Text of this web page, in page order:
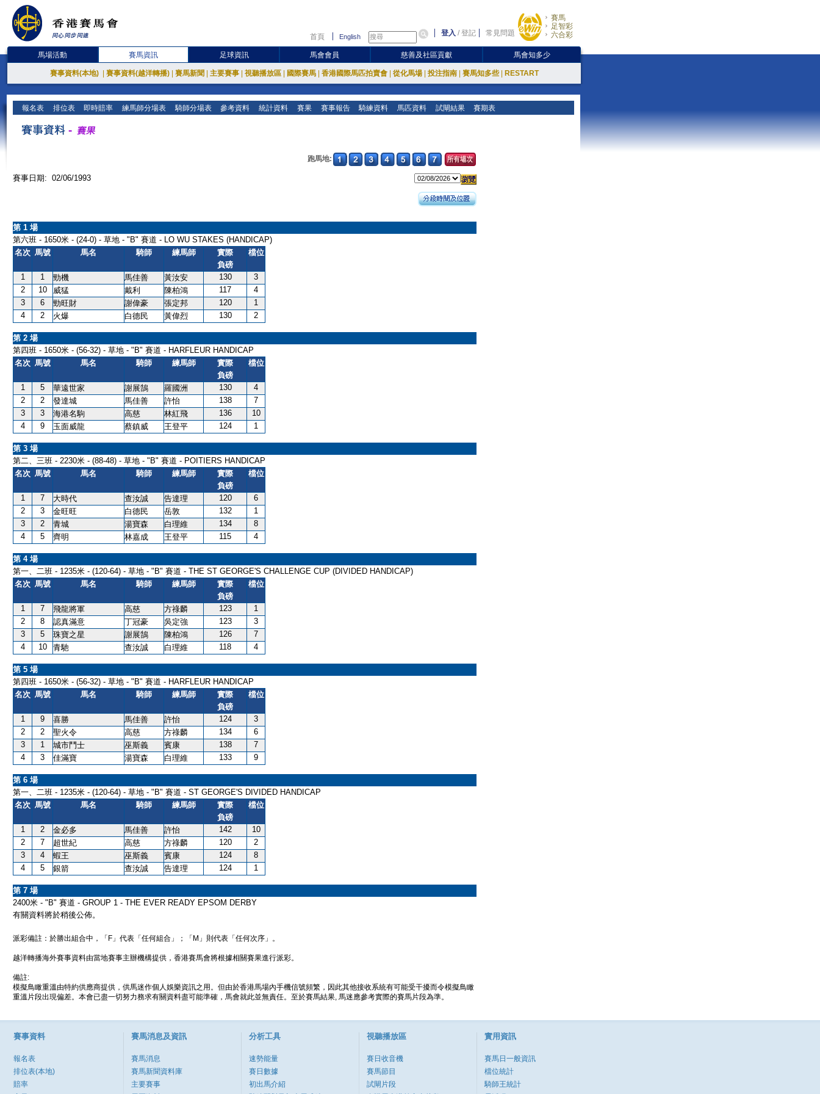
首頁 English 登入 /登記 常見問題
賽馬
足智彩
六合彩
馬場活動 賽馬資訊 足球資訊 馬會會員 慈善及社區貢獻 馬會知多少
賽事資料(本地) 賽事資料(越洋轉播) 賽馬新聞 主要賽事 視聽播放區 國際賽馬 香港國際馬匹拍賣會 從化馬場 投注指南 賽馬知多些 RESTART
報名表 排位表 即時賠率 練馬師分場表 騎師分場表 參考資料 統計資料 賽果 賽事報告 騎練資料 馬匹資料 試閘結果 賽期表
跑馬地:
賽事日期: 02/06/1993
第 1 場
第六班 - 1650米 - (24-0) - 草地 - "B" 賽道 - LO WU STAKES (HANDICAP)
名次 馬號 馬名 騎師 練馬師
實際
負磅
檔位
1 1 勁機 馬佳善 黃汝安 130
3
2
10 威猛 戴利 陳柏鴻 117
4
3
6 勁旺財 謝偉豪 張定邦 120
1
4
2 火爆 白德民 黃偉烈 130 2
第 2 場
第四班 - 1650米 - (56-32) - 草地 - "B" 賽道 - HARFLEUR HANDICAP
名次 馬號 馬名 騎師 練馬師
實際
負磅
檔位
1 5 華遠世家 謝展鵠 羅國洲 130
4
2
2 發達城 馬佳善 許怡 138
7
3
3 海港名駒 高慈 林紅飛 136
10
4
9 玉面威龍 蔡鎮威 王登平 124 1
第 3 場
第二、三班 - 2230米 - (88-48) - 草地 - "B" 賽道 - POITIERS HANDICAP
名次 馬號 馬名 騎師 練馬師
實際
負磅
檔位
1 7 大時代 查汝誠 告達理 120
6
2
3 金旺旺 白德民 岳敦 132
1
3
2 青城 湯寶森 白理維 134
8
4
5 齊明 林嘉成 王登平 115 4
第 4 場
第一、二班 - 1235米 - (120-64) - 草地 - "B" 賽道 - THE ST GEORGE'S CHALLENGE CUP (DIVIDED HANDICAP)
名次 馬號 馬名 騎師 練馬師
實際
負磅
檔位
1 7 飛龍將軍 高慈 方祿麟 123
1
2
8 認真滿意 丁冠豪 吳定強 123
3
3
5 珠寶之星 謝展鵠 陳柏鴻 126
7
4
10 青馳 查汝誠 白理維 118 4
第 5 場
第四班 - 1650米 - (56-32) - 草地 - "B" 賽道 - HARFLEUR HANDICAP
名次 馬號 馬名 騎師 練馬師
實際
負磅
檔位
1 9 喜勝 馬佳善 許怡 124
3
2
2 聖火令 高慈 方祿麟 134
6
3
1 城市鬥士 巫斯義 賓康 138
7
4
3 佳滿寶 湯寶森 白理維 133 9
第 6 場
第一、二班 - 1235米 - (120-64) - 草地 - "B" 賽道 - ST GEORGE'S DIVIDED HANDICAP
名次 馬號 馬名 騎師 練馬師
實際
負磅
檔位
1 2 金必多 馬佳善 許怡 142
10
2
7 超世紀 高慈 方祿麟 120
2
3
4 蝦王 巫斯義 賓康 124
8
4
5 銀箭 查汝誠 告達理 124 1
第 7 場
2400米 - "B" 賽道 - GROUP 1 - THE EVER READY EPSOM DERBY
有關資料將於稍後公佈。
派彩備註：於勝出組合中，「F」代表「任何組合」；「M」則代表「任何次序」。
越洋轉播海外賽事資料由當地賽事主辦機構提供，香港賽馬會將根據相關賽果進行派彩。
備註:
模擬鳥瞰重溫由特約供應商提供，供馬迷作個人娛樂資訊之用。但由於香港馬場內手機信號頻繁，因此其他接收系統有可能受干擾而令模擬鳥瞰
重溫片段出現偏差。本會已盡一切努力務求有關資料盡可能準確，馬會就此並無責任。至於賽馬結果, 馬迷應參考實際的賽馬片段為準。
賽事資料
報名表
排位表(本地)
賠率
賽馬消息及資訊
賽馬消息
賽馬新聞資料庫
主要賽事
分析工具
速勢能量
賽日數據
初出馬介紹
視聽播放區
賽日收音機
賽馬節目
試閘片段
實用資訊
賽馬日一般資訊
檔位統計
騎師王統計